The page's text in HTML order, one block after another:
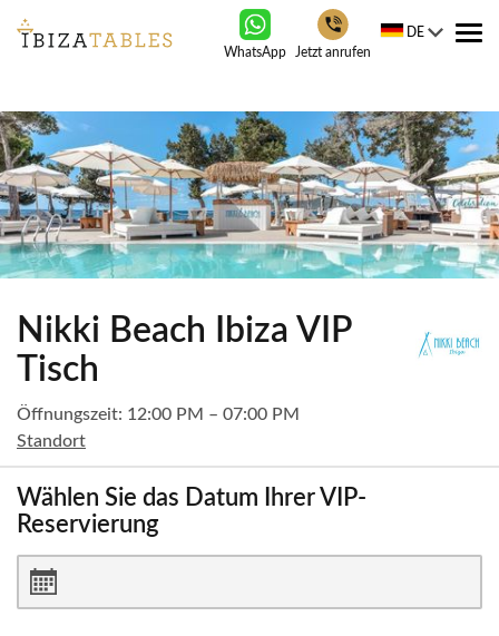
WhatsApp Jetzt anrufen
DE
Nikki Beach Ibiza VIP
Tisch
Öffnungszeit: 12:00 PM – 07:00 PM
Standort
Wählen Sie das Datum Ihrer VIP-
Reservierung